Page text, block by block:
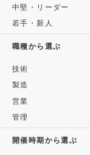
中堅・リーダー
若手・新人
職種から選ぶ
技術
製造
営業
管理
開催時期から選ぶ